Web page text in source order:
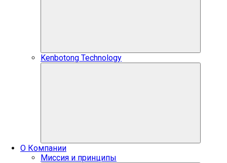
Kenbotong Technology
О Компании
Миссия и принципы